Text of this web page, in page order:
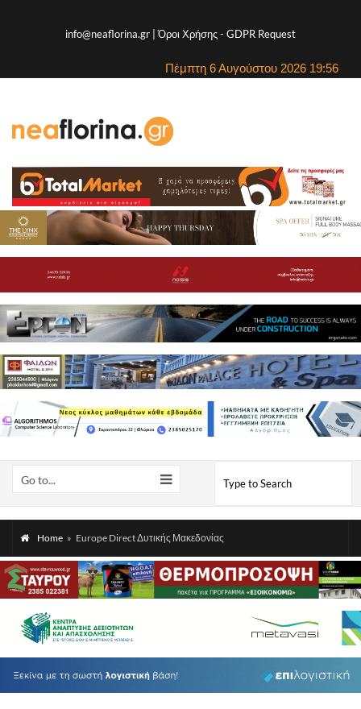
info@neaflorina.gr |Όροι Χρήσης- GDPR Request
Πέμπτη 6 Αυγούστου 2026 19:56
Go to...
Home » Europe Direct Δυτικής Μακεδονίας